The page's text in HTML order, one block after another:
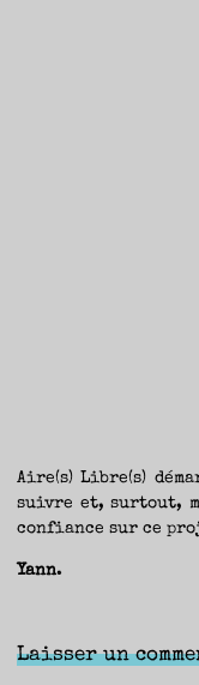
Aire(s) Libre(s)
suivre et, surtout,
confiance sur ce
Yann.
Laisser un